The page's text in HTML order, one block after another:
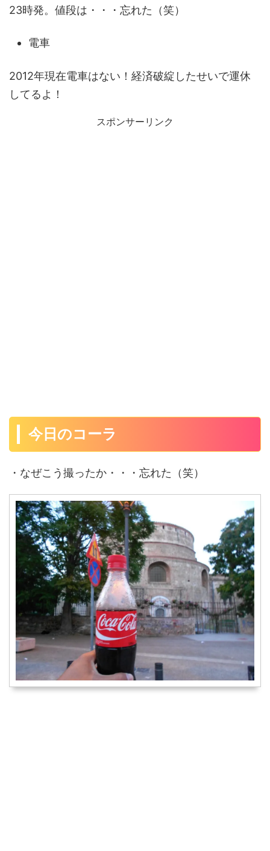
23時発。値段は・・・忘れた（笑）
電車
2012年現在電車はない！経済破綻したせいで運休
してるよ！
スポンサーリンク
今日のコーラ
・なぜこう撮ったか・・・忘れた（笑）